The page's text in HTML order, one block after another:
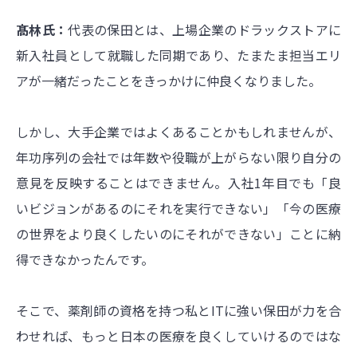
髙林氏：代表の保田とは、上場企業のドラックストアに
新入社員として就職した同期であり、たまたま担当エリ
アが一緒だったことをきっかけに仲良くなりました。
しかし、大手企業ではよくあることかもしれませんが、
年功序列の会社では年数や役職が上がらない限り自分の
意見を反映することはできません。入社1年目でも「良
いビジョンがあるのにそれを実行できない」「今の医療
の世界をより良くしたいのにそれができない」ことに納
得できなかったんです。
そこで、薬剤師の資格を持つ私とITに強い保田が力を合
わせれば、もっと日本の医療を良くしていけるのではな